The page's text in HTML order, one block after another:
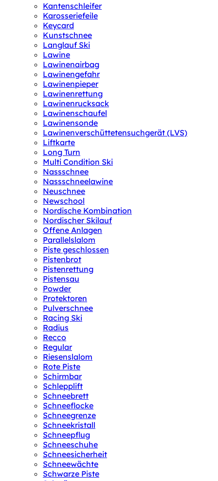
Kantenschleifer
Karosseriefeile
Keycard
Kunstschnee
Langlauf Ski
Lawine
Lawinenairbag
Lawinengefahr
Lawinenpieper
Lawinenrettung
Lawinenrucksack
Lawinenschaufel
Lawinensonde
Lawinenverschüttetensuchgerät (LVS)
Liftkarte
Long Turn
Multi Condition Ski
Nassschnee
Nassschneelawine
Neuschnee
Newschool
Nordische Kombination
Nordischer Skilauf
Offene Anlagen
Parallelslalom
Piste geschlossen
Pistenbrot
Pistenrettung
Pistensau
Powder
Protektoren
Pulverschnee
Racing Ski
Radius
Recco
Regular
Riesenslalom
Rote Piste
Schirmbar
Schlepplift
Schneebrett
Schneeflocke
Schneegrenze
Schneekristall
Schneepflug
Schneeschuhe
Schneesicherheit
Schneewächte
Schwarze Piste